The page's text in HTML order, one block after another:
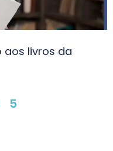
aos livros da
5